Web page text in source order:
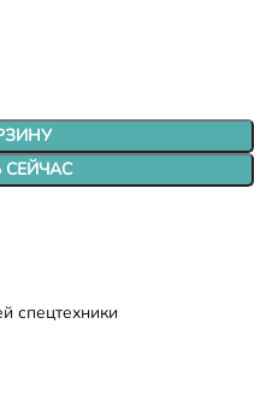
СЕЙЧАС
спецтехники